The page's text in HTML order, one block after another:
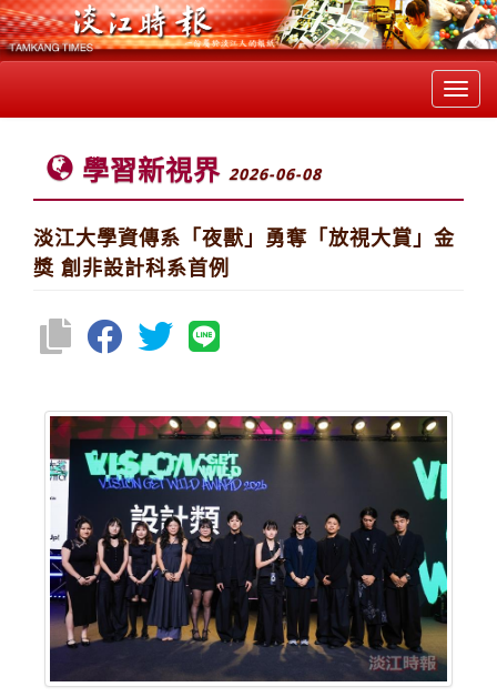
學習新視界 2026-06-08
淡江大學資傳系「夜獸」勇奪「放視大賞」金
獎 創非設計科系首例